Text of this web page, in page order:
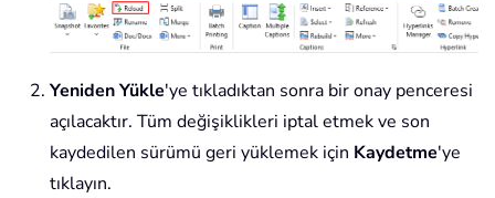
Yeniden Yükle'ye tıkladıktan sonra bir onay penceresi
açılacaktır. Tüm değişiklikleri iptal etmek ve son
kaydedilen sürümü geri yüklemek için Kaydetme'ye
tıklayın.